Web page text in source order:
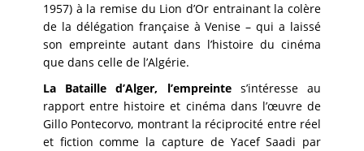
1957) à la remise du Lion d’Or entrainant la colère
de la délégation française à Venise – qui a laissé
son empreinte autant dans l’histoire du cinéma
que dans celle de l’Algérie.
La Bataille d’Alger, l’empreinte s’intéresse au
rapport entre histoire et cinéma dans l’œuvre de
Gillo Pontecorvo, montrant la réciprocité entre réel
et fiction comme la capture de Yacef Saadi par